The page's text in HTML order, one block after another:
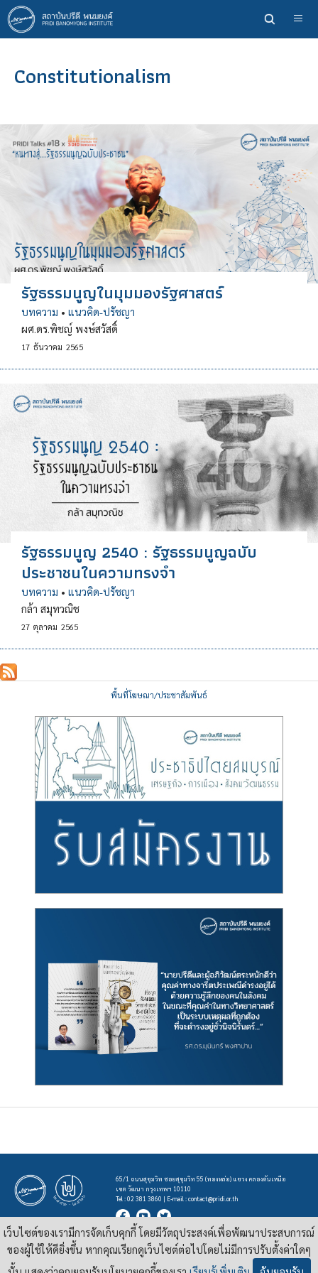
ข้าม
ไป
ยัง
หลักConstitutionalism
รัฐธรรมนูญในมุมมองรัฐศาสตร์
บทความ • แนวคิด-ปรัชญา
ผศ.ดร.พิชญ์ พงษ์สวัสดิ์
17 ธันวาคม 2565
รัฐธรรมนูญ 2540 : รัฐธรรมนูญฉบับ
ประชาชนในความทรงจำ
บทความ • แนวคิด-ปรัชญา
กล้า สมุทวณิช
27 ตุลาคม 2565
พื้นที่โฆษณา/ประชาสัมพันธ์
65/1 ถนนสุขุมวิท ซอยสุขุมวิท 55 (ทองหล่อ) แขวง คลองตันเหนือ
เขต วัฒนา กรุงเทพฯ 10110
Tel : 02 381 3860 | E-mail :contact@pridi.or.th
บทความ รูปภาพ และสื่ออื่นๆ ที่มีสัญลักษณ์ของสถาบันปรีดี พนมยงค์ ในเว็บไซต์https://pridi.or.th
เผยแพร่ภายใต้สัญญาอนุญาตครีเอทีฟคอมมอนส์แบบแสดงที่มา-ไม่ใช่เชิงพาณิชย์ 4.0 สากล
เว็บไซต์ของเรามีการจัดเก็บคุกกี้ โดยมีวัตถุประสงค์เพื่อพัฒนาประสบการณ์
ของผู้ใช้ให้ดียิ่งขึ้น หากคุณเรียกดูเว็บไซต์ต่อไปโดยไม่มีการปรับตั้งค่าใดๆ